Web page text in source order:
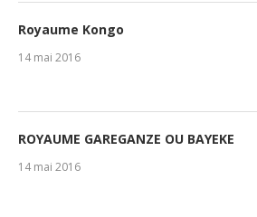
Royaume Kongo
14 mai 2016
ROYAUME GAREGANZE OU BAYEKE
14 mai 2016